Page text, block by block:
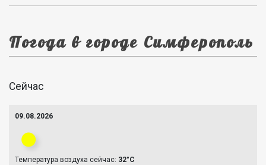
Погода в городе Симферополь
Сейчас
09.08.2026
Температура воздуха сейчас: 32°C